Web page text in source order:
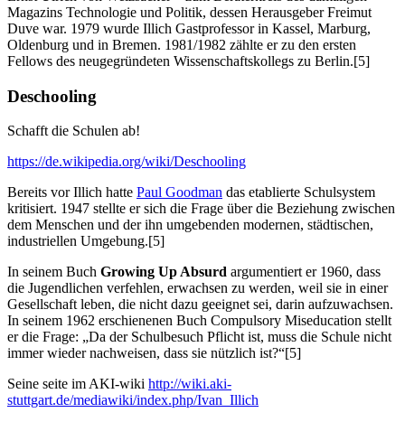
Magazins Technologie und Politik, dessen Herausgeber Freimut
Duve war. 1979 wurde Illich Gastprofessor in Kassel, Marburg,
Oldenburg und in Bremen. 1981/1982 zählte er zu den ersten
Fellows des neugegründeten Wissenschaftskollegs zu Berlin.[5]
Deschooling
Schafft die Schulen ab!
https://de.wikipedia.org/wiki/Deschooling
Bereits vor Illich hatte Paul Goodman das etablierte Schulsystem
kritisiert. 1947 stellte er sich die Frage über die Beziehung zwischen
dem Menschen und der ihn umgebenden modernen, städtischen,
industriellen Umgebung.[5]
In seinem Buch Growing Up Absurd argumentiert er 1960, dass
die Jugendlichen verfehlen, erwachsen zu werden, weil sie in einer
Gesellschaft leben, die nicht dazu geeignet sei, darin aufzuwachsen.
In seinem 1962 erschienenen Buch Compulsory Miseducation stellt
er die Frage: „Da der Schulbesuch Pflicht ist, muss die Schule nicht
immer wieder nachweisen, dass sie nützlich ist?“[5]
Seine seite im AKI-wiki http://wiki.aki-
stuttgart.de/mediawiki/index.php/Ivan_Illich